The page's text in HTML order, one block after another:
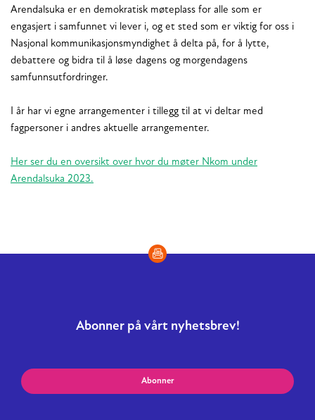
Arendalsuka er en demokratisk møteplass for alle som er
engasjert i samfunnet vi lever i, og et sted som er viktig for oss i
Nasjonal kommunikasjonsmyndighet å delta på, for å lytte,
debattere og bidra til å løse dagens og morgendagens
samfunnsutfordringer.
I år har vi egne arrangementer i tillegg til at vi deltar med
fagpersoner i andres aktuelle arrangementer.
Her ser du en oversikt over hvor du møter Nkom under
Arendalsuka 2023.
Abonner på vårt nyhetsbrev!
Abonner